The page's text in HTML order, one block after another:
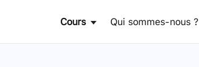
Cours Qui sommes-nous ?